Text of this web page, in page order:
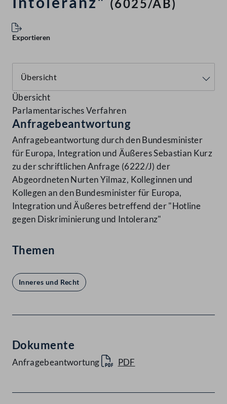
(6025/AB)
Exportieren
Übersicht
Parlamentarisches Verfahren
Anfragebeantwortung
Anfragebeantwortung durch den Bundesminister
für Europa, Integration und Äußeres Sebastian Kurz
zu der schriftlichen Anfrage (6222/J) der
Abgeordneten Nurten Yilmaz, Kolleginnen und
Kollegen an den Bundesminister für Europa,
Integration und Äußeres betreffend der "Hotline
gegen Diskriminierung und Intoleranz"
Themen
Inneres und Recht
Dokumente
Anfragebeantwortung PDF